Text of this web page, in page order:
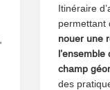
Itinéraire
permettant
nouer une
champ
des